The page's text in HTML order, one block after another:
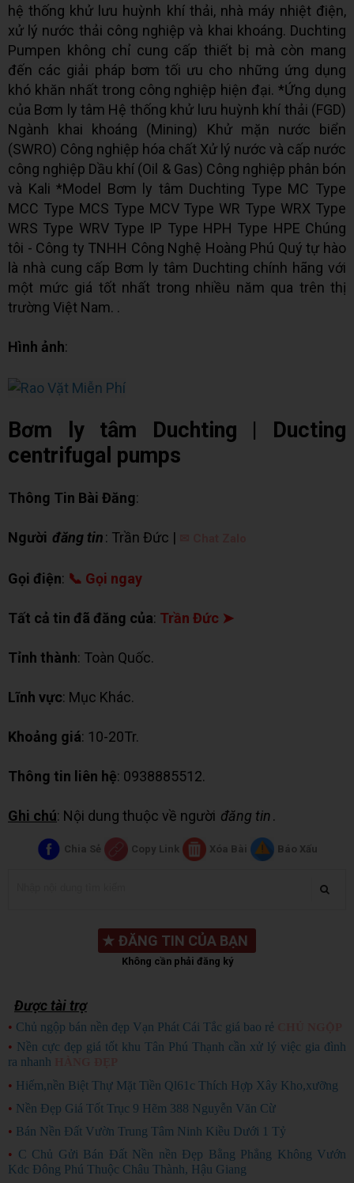
hệ thống khử lưu huỳnh khí thải, nhà máy nhiệt điện,
xử lý nước thải công nghiệp và khai khoáng. Duchting
Pumpen không chỉ cung cấp thiết bị mà còn mang
đến các giải pháp bơm tối ưu cho những ứng dụng
khó khăn nhất trong công nghiệp hiện đại. *Ứng dụng
của Bơm ly tâm Hệ thống khử lưu huỳnh khí thải (FGD)
Ngành khai khoáng (Mining) Khử mặn nước biển
(SWRO) Công nghiệp hóa chất Xử lý nước và cấp nước
công nghiệp Dầu khí (Oil & Gas) Công nghiệp phân bón
và Kali *Model Bơm ly tâm Duchting Type MC Type
MCC Type MCS Type MCV Type WR Type WRX Type
WRS Type WRV Type IP Type HPH Type HPE Chúng
tôi - Công ty TNHH Công Nghệ Hoàng Phú Quý tự hào
là nhà cung cấp Bơm ly tâm Duchting chính hãng với
một mức giá tốt nhất trong nhiều năm qua trên thị
trường Việt Nam. .
Hình ảnh:
Bơm ly tâm Duchting | Ducting
centrifugal pumps
Thông Tin Bài Đăng:
Người đăng tin: Trần Đức |
Gọi điện: 📞 Gọi ngay
Tất cả tin đã đăng của: Trần Đức ➤
Tỉnh thành: Toàn Quốc.
Lĩnh vực: Mục Khác.
Khoảng giá: 10-20Tr.
Thông tin liên hệ: 0938885512.
Ghi chú: Nội dung thuộc về người đăng tin.
Chia Sẻ Copy Link Xóa Bài Báo Xấu
★ ĐĂNG TIN CỦA BẠN
Không cần phải đăng ký
Được tài trợ
• Chủ ngộp bán nền đẹp Vạn Phát Cái Tắc giá bao rẻ
• Nền cực đẹp giá tốt khu Tân Phú Thạnh cần xử lý việc gia đình
ra nhanh
• Hiếm,nền Biệt Thự Mặt Tiền Ql61c Thích Hợp Xây Kho,xưỡng
• Nền Đẹp Giá Tốt Trục 9 Hẽm 388 Nguyễn Văn Cừ
• Bán Nền Đất Vườn Trung Tâm Ninh Kiều Dưới 1 Tỷ
• C Chủ Gửi Bán Đất Nền nền Đẹp Bằng Phẳng Không Vướn
Kdc Đông Phú Thuộc Châu Thành, Hậu Giang